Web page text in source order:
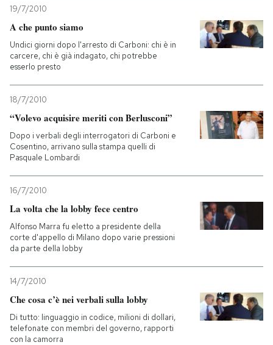
NEWSLETTER
I MIEI PREFERITI
SHOP
CALENDARIO
AREA PERSONALE
Entra
19/7/2010
A che punto siamo
Undici giorni dopo l'arresto di Carboni: chi è in
carcere, chi è già indagato, chi potrebbe
esserlo presto
18/7/2010
“Volevo acquisire meriti con Berlusconi”
Dopo i verbali degli interrogatori di Carboni e
Cosentino, arrivano sulla stampa quelli di
Pasquale Lombardi
16/7/2010
La volta che la lobby fece centro
Alfonso Marra fu eletto a presidente della
corte d'appello di Milano dopo varie pressioni
da parte della lobby
14/7/2010
Che cosa c’è nei verbali sulla lobby
Di tutto: linguaggio in codice, milioni di dollari,
telefonate con membri del governo, rapporti
con la camorra